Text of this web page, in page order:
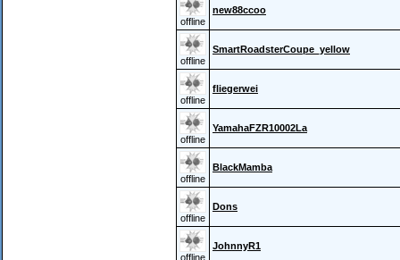
offline
new88ccoo
offline
SmartRoadsterCoupe_yellow
offline
fliegerwei
offline
YamahaFZR10002La
offline
BlackMamba
offline
Dons
offline
JohnnyR1